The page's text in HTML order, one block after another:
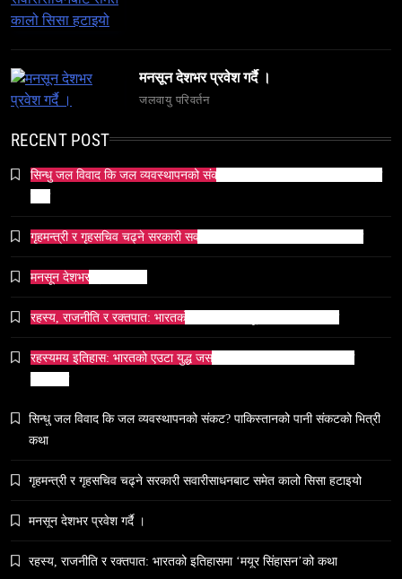
टक्सारको परम्परागत धातु उद्योग संकटमा
समाज
भारतको सांस्कृतिक सम्पत्ति पुनर्स्थापना कूटनीति: एक नयाँ
वैश्विक अभियान
April 3, 2026
५० लाख’ शुल्कको वास्तविकता: अल्टर्नेटिभ B-स्कूलहरूले
नदेखाउने कठोर सत्य
मनसून देशभर प्रवेश गर्दै ।
जलवायु परिवर्तन
RECENT POST
सिन्धु जल विवाद कि जल व्यवस्थापनको संकट? पाकिस्तानको पानी संकटको भित्री
गृहमन्त्री र गृहसचिव चढ्ने सरकारी सवारीसाधनबाट समेत कालो सिसा हटाइयो
मनसून देशभर प्रवेश गर्दै ।
रहस्य, राजनीति र रक्तपात: भारतको इतिहासमा ‘मयूर सिंहासन’को कथा
रहस्यमय इतिहास: भारतको एउटा युद्ध जसले सम्राटलाई हिंसाबाट शान्तितर्फ
सिन्धु जल विवाद कि जल व्यवस्थापनको संकट? पाकिस्तानको पानी संकटको भित्री
कथा
गृहमन्त्री र गृहसचिव चढ्ने सरकारी सवारीसाधनबाट समेत कालो सिसा हटाइयो
मनसून देशभर प्रवेश गर्दै ।
रहस्य, राजनीति र रक्तपात: भारतको इतिहासमा ‘मयूर सिंहासन’को कथा